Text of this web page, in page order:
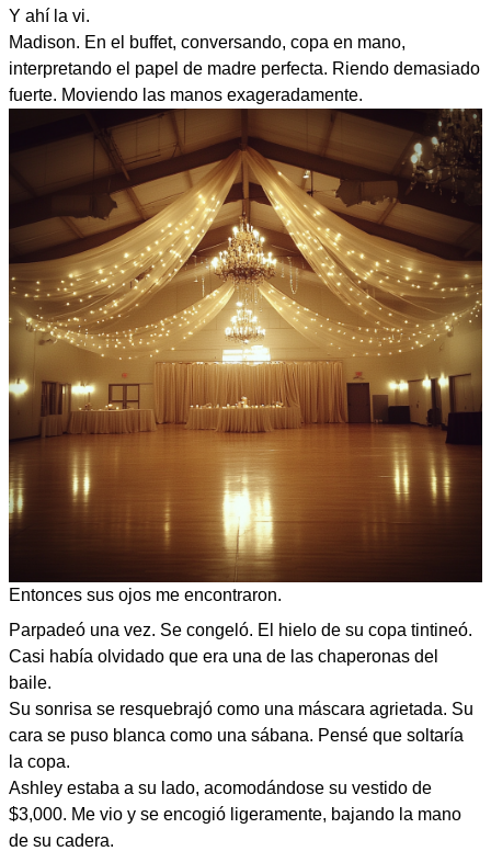
Y ahí la vi.
Madison. En el buffet, conversando, copa en mano,
interpretando el papel de madre perfecta. Riendo demasiado
fuerte. Moviendo las manos exageradamente.
Entonces sus ojos me encontraron.
Parpadeó una vez. Se congeló. El hielo de su copa tintineó.
Casi había olvidado que era una de las chaperonas del
baile.
Su sonrisa se resquebrajó como una máscara agrietada. Su
cara se puso blanca como una sábana. Pensé que soltaría
la copa.
Ashley estaba a su lado, acomodándose su vestido de
$3,000. Me vio y se encogió ligeramente, bajando la mano
de su cadera.